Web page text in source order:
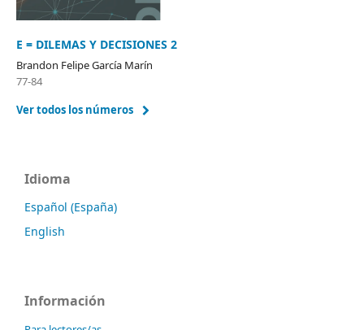
E = DILEMAS Y DECISIONES 2
Brandon Felipe García Marín
77-84
Ver todos los números
Idioma
Español (España)
English
Información